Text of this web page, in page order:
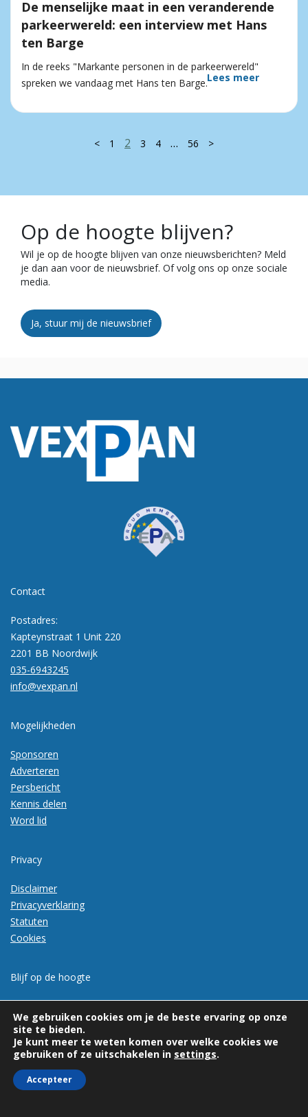
De menselijke maat in een veranderende
parkeerwereld: een interview met Hans
ten Barge
In de reeks "Markante personen in de parkeerwereld"
spreken we vandaag met Hans ten Barge.Lees meer
< 1 2 3 4 … 56 >
Op de hoogte blijven?
Wil je op de hoogte blijven van onze nieuwsberichten? Meld
je dan aan voor de nieuwsbrief. Of volg ons op onze sociale
media.
Ja, stuur mij de nieuwsbrief
Contact
Postadres:
Kapteynstraat 1 Unit 220
2201 BB Noordwijk
035-6943245
info@vexpan.nl
Mogelijkheden
Sponsoren
Adverteren
Persbericht
Kennis delen
Word lid
Privacy
Disclaimer
Privacyverklaring
Statuten
Cookies
Blijf op de hoogte
We gebruiken cookies om je de beste ervaring op onze
site te bieden.
Je kunt meer te weten komen over welke cookies we
gebruiken of ze uitschakelen in settings.
Accepteer